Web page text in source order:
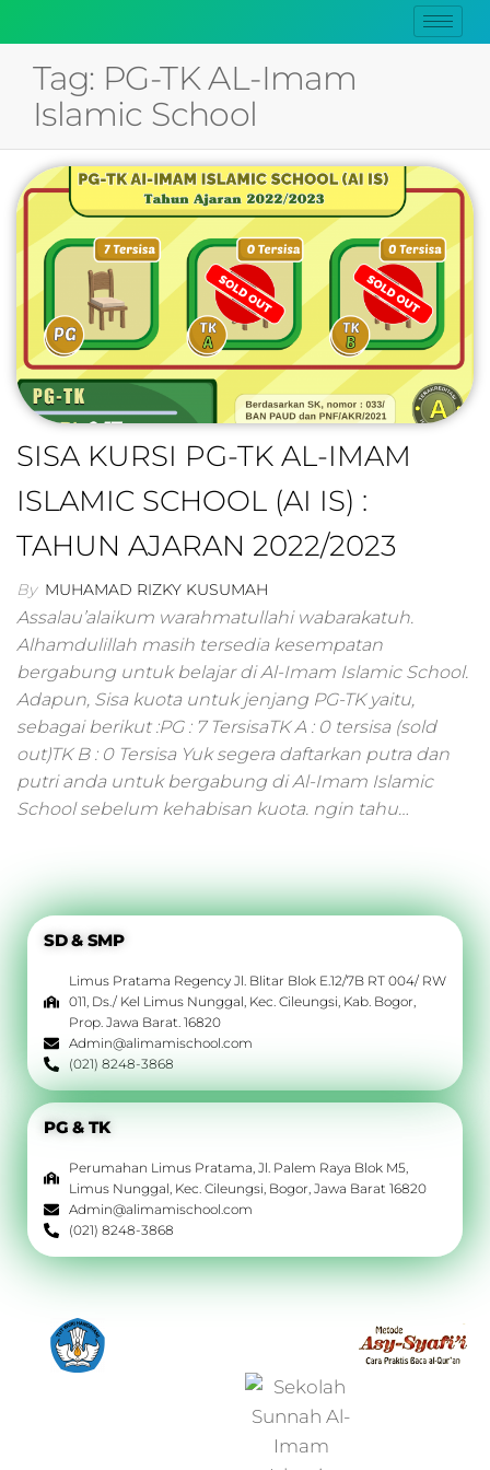
Tag: PG-TK AL-Imam
Islamic School
SISA KURSI PG-TK AL-IMAM
ISLAMIC SCHOOL (AI IS) :
TAHUN AJARAN 2022/2023
By MUHAMAD RIZKY KUSUMAH
Assalau’alaikum warahmatullahi wabarakatuh.
Alhamdulillah masih tersedia kesempatan
bergabung untuk belajar di Al-Imam Islamic School.
Adapun, Sisa kuota untuk jenjang PG-TK yaitu,
sebagai berikut :PG : 7 TersisaTK A : 0 tersisa (sold
out)TK B : 0 Tersisa Yuk segera daftarkan putra dan
putri anda untuk bergabung di Al-Imam Islamic
School sebelum kehabisan kuota. ngin tahu…
SD & SMP
Limus Pratama Regency Jl. Blitar Blok E.12/7B RT 004/ RW
011, Ds./ Kel Limus Nunggal, Kec. Cileungsi, Kab. Bogor,
Prop. Jawa Barat. 16820
Admin@alimamischool.com
(021) 8248-3868
PG & TK
Perumahan Limus Pratama, Jl. Palem Raya Blok M5,
Limus Nunggal, Kec. Cileungsi, Bogor, Jawa Barat 16820
Admin@alimamischool.com
(021) 8248-3868